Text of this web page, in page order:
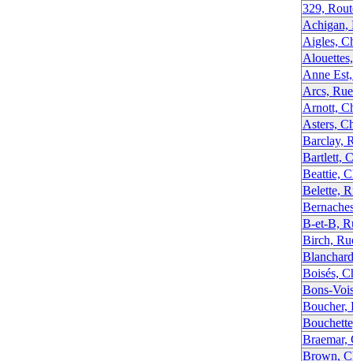
329,
Achigan,
Aigles,
Anne
Arcs,
Arnott,
Asters,
Barclay,
Bartlett,
Beattie,
Belette,
B-et-B,
Birch,
Boisés,
Bons-
Boucher,
Braemar,
Brown,